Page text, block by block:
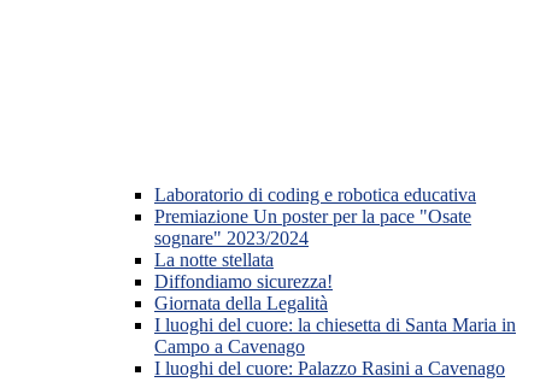
Laboratorio di coding e robotica educativa
Premiazione Un poster per la pace "Osate
sognare" 2023/2024
La notte stellata
Diffondiamo sicurezza!
Giornata della Legalità
I luoghi del cuore: la chiesetta di Santa Maria in
Campo a Cavenago
I luoghi del cuore: Palazzo Rasini a Cavenago